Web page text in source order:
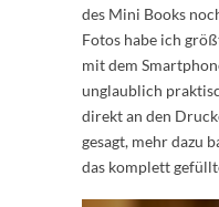
des Mini Books
Fotos habe ich
mit dem
unglaublich
direkt an den
gesagt, mehr dazu
das komplett